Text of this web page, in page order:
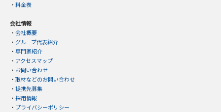
・ 料金表
会社情報
・ 会社概要
・ グループ代表紹介
・ 専門家紹介
・ アクセスマップ
・ お問い合わせ
・ 取材などのお問い合わせ
・ 提携先募集
・ 採用情報
・ プライバシーポリシー